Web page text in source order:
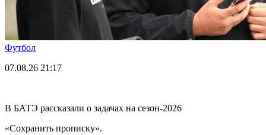
Футбол
07.08.26 21:17
В БАТЭ рассказали о задачах на сезон-2026
«Сохранить прописку».